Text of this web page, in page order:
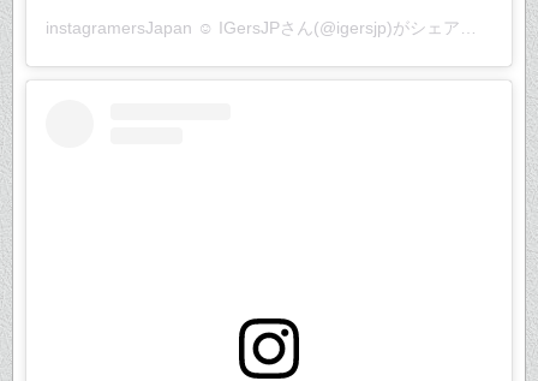
instagramersJapan ☺︎ IGersJPさん(@igersjp)がシェアした投稿 –